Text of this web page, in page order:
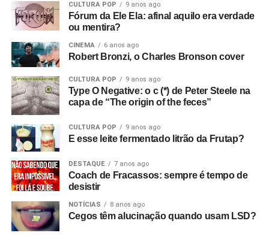
CULTURA POP 9 anos ago
Fórum da Ele Ela: afinal aquilo era verdade
ou mentira?
CINEMA 6 anos ago
Robert Bronzi, o Charles Bronson cover
CULTURA POP 9 anos ago
Type O Negative: o c (*) de Peter Steele na
capa de “The origin of the feces”
CULTURA POP 9 anos ago
E esse leite fermentado litrão da Frutap?
DESTAQUE 7 anos ago
Coach de Fracassos: sempre é tempo de
desistir
NOTÍCIAS 8 anos ago
Cegos têm alucinação quando usam LSD?